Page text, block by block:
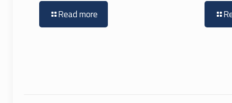
Read more